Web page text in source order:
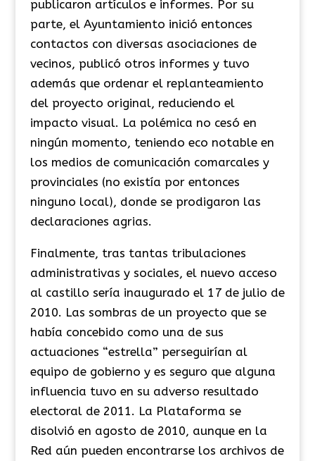
publicaron artículos e informes. Por su
parte, el Ayuntamiento inició entonces
contactos con diversas asociaciones de
vecinos, publicó otros informes y tuvo
además que ordenar el replanteamiento
del proyecto original, reduciendo el
impacto visual. La polémica no cesó en
ningún momento, teniendo eco notable en
los medios de comunicación comarcales y
provinciales (no existía por entonces
ninguno local), donde se prodigaron las
declaraciones agrias.
Finalmente, tras tantas tribulaciones
administrativas y sociales, el nuevo acceso
al castillo sería inaugurado el 17 de julio de
2010. Las sombras de un proyecto que se
había concebido como una de sus
actuaciones “estrella” perseguirían al
equipo de gobierno y es seguro que alguna
influencia tuvo en su adverso resultado
electoral de 2011. La Plataforma se
disolvió en agosto de 2010, aunque en la
Red aún pueden encontrarse los archivos de